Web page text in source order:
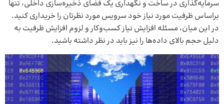
سرمایه‌گذاری در ساخت و نگهداری یک فضای ذخیره‌سازی داخلی، تنها
براساس ظرفیت مورد نیاز خود سرویس مورد نظرتان را خریداری کنید.
در این میان، مسئله افزایش نیاز کسب‌وکار و لزوم افزایش ظرفیت به
دلیل حجم بالای داده‌ها را نیز باید در نظر داشته باشید.